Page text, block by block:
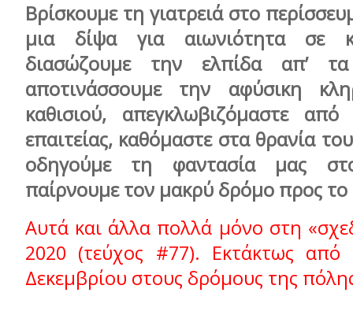
Βρίσκουμε τη γιατρειά στο
μια δίψα για αιωνιότητα σε
διασώζουμε την ελπίδα απ’
αποτινάσσουμε την αφύσικη
καθισιού, απεγκλωβιζόμαστε
επαιτείας, καθόμαστε στα θρανία
οδηγούμε τη φαντασία μας
παίρνουμε τον μακρύ δρόμο προς το
Αυτά και άλλα πολλά μόνο στη
2020 (τεύχος #77). Εκτάκτως
Δεκεμβρίου στους δρόμους της